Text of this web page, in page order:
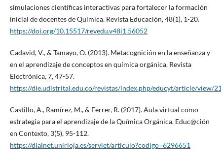
simulaciones científicas interactivas para fortalecer la formación
inicial de docentes de Química. Revista Educación, 48(1), 1-20.
https://doi.org/10.15517/revedu.v48i1.56052
Cadavid, V., & Tamayo, O. (2013). Metacognición en la enseñanza y
en el aprendizaje de conceptos en química orgánica. Revista
Electrónica, 7, 47-57.
https://die.udistrital.edu.co/revistas/index.php/educyt/article/view/
Castillo, A., Ramírez, M., & Ferrer, R. (2017). Aula virtual como
estrategia para el aprendizaje de la Química Orgánica. Educ@ción
en Contexto, 3(5), 95-112.
https://dialnet.unirioja.es/servlet/articulo?codigo=6296651